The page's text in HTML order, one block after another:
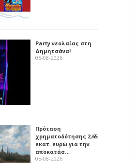
Party νεολαίας στη
Δημητσάνα!
05-08-2026
Πρόταση
χρηματοδότησης 2,65
εκατ. ευρώ για την
αποκατάσ…
05-08-2026